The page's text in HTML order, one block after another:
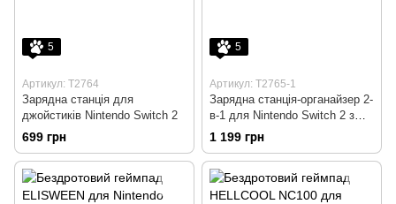
5
Артикул: T2764
Зарядна станція для
джойстиків Nintendo Switch 2
699 грн
5
Артикул: T2765-1
Зарядна станція-органайзер 2-
в-1 для Nintendo Switch 2 з
RGB-підсвіткою Black
1 199 грн